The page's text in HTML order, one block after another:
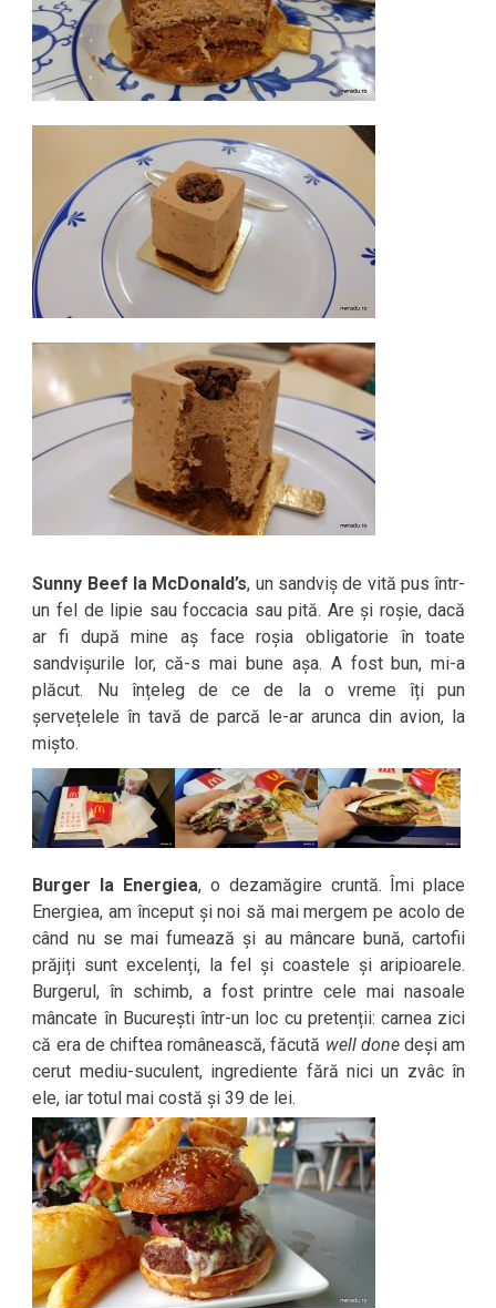
Sunny Beef la McDonald’s, un sandviș de vită pus într-
un fel de lipie sau foccacia sau pită. Are și roșie, dacă
ar fi după mine aș face roșia obligatorie în toate
sandvișurile lor, că-s mai bune așa. A fost bun, mi-a
plăcut. Nu înțeleg de ce de la o vreme îți pun
șervețelele în tavă de parcă le-ar arunca din avion, la
mișto.
Burger la Energiea, o dezamăgire cruntă. Îmi place
Energiea, am început și noi să mai mergem pe acolo de
când nu se mai fumează și au mâncare bună, cartofii
prăjiți sunt excelenți, la fel și coastele și aripioarele.
Burgerul, în schimb, a fost printre cele mai nasoale
mâncate în București într-un loc cu pretenții: carnea zici
că era de chiftea românească, făcută well donedeși am
cerut mediu-suculent, ingrediente fără nici un zvâc în
ele, iar totul mai costă și 39 de lei.